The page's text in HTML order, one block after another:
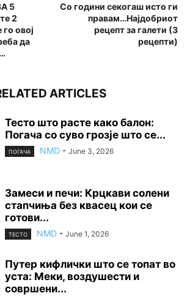
5
2
го овој
да
Со години секогаш исто ги
правам…Најдобриот
рецепт за галети (3
рецепти)
ARTICLES
Тесто што расте како балон:
Погача со суво грозје што се...
ПОГАЧА NMD - June 3, 2026
Замеси и печи: Крцкави солени
стапчиња без квасец кои се
готови...
ТЕСТО NMD - June 1, 2026
Путер кифлички што се топат во
уста: Меки, воздушести и
совршени...